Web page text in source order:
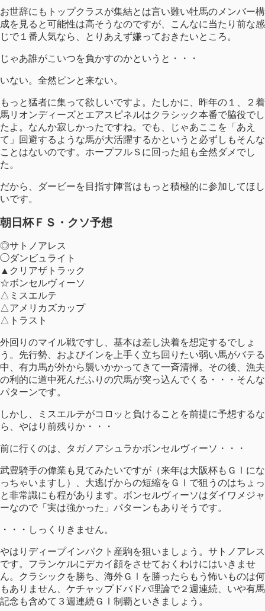
お世辞にもトップクラスが集結とは言い難い牡馬のメンバー構
成を見ると可能性は高そうなのですが、こんなに当たり前な感
じで１番人気なら、とりあえず嫌っておきたいところ。
じゃあ誰がこいつを負かすのかというと・・・
いない。全然ピンと来ない。
もっと猛者に集って欲しいですよ。たしかに、昨年の１、２着
馬リオンディーズとエアスピネルはクラシック本番で脇役でし
たよ。なんか寂しかったですね。でも、じゃあここを「あえ
て」回避するような馬が大活躍するかというと必ずしもそんな
ことはないのです。ホープフルＳに回った組も全然ダメでし
た。
だから、ダービーを目指す陣営はもっと積極的に参加してほし
いです。
朝日杯ＦＳ・クソ予想
◎サトノアレス
◯ダンビュライト
▲クリアザトラック
☆ボンセルヴィーソ
△ミスエルテ
△アメリカズカップ
△トラスト
外回りのマイル戦ですし、基本は差し決着を想定するでしょ
う。先行勢、およびインを上手く立ち回りたい弱い馬がバテる
中、有力馬が外から襲いかかってきて一斉清掃。その後、漁夫
の利的に道中死んだふりの穴馬が突っ込んでくる・・・そんな
パターンです。
しかし、ミスエルテがコロッと負けることを前提に予想するな
ら、やはり前残りか・・・
前に行くのは、タガノアシュラかボンセルヴィーソ・・・
武豊騎手の偉業も見てみたいですが（来年は大阪杯もＧⅠにな
っちゃいますし）、大逃げからの短縮をＧⅠで狙うのはちょっ
と非常識にも程があります。ボンセルヴィーソはダイワメジャ
ーなので「実は強かった」パターンもありそうです。
・・・しっくりきません。
やはりディープインパクト産駒を狙いましょう。サトノアレス
です。フランケルにデカイ顔をさせておくわけにはいきませ
ん。クラシックを勝ち、海外ＧⅠを勝ったらもう怖いものは何
もありません、ケチャップドバドバ理論で２週連続、いや有馬
記念も含めて３週連続ＧⅠ制覇といきましょう。